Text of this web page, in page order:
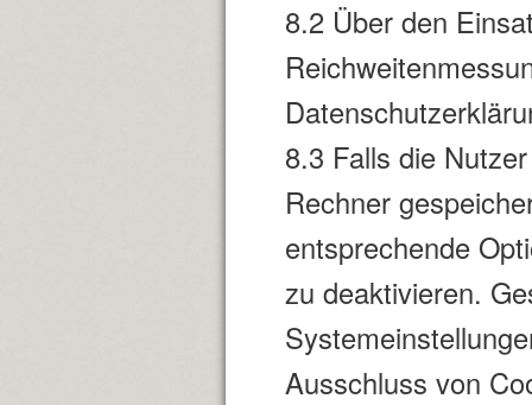
8.2 Über den
8.3 Falls die
Rechner
entsprechende
zu deaktivieren.
Ausschluss von